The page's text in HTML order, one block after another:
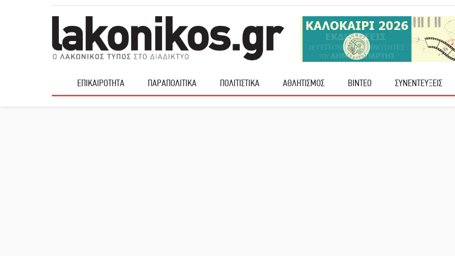
ΕΠΙΚΑΙΡΟΤΗΤΑ ΠΑΡΑΠΟΛΙΤΙΚΑ ΠΟΛΙΤΙΣΤΙΚΑ ΑΘΛΗΤΙΣΜΟΣ ΒΙΝΤΕΟ ΣΥΝΕΝΤΕΥΞΕΙΣ